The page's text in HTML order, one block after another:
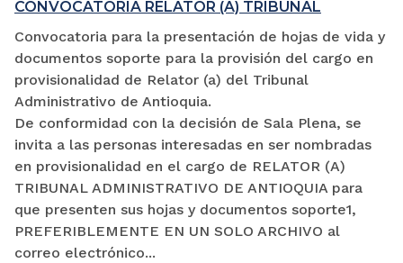
CONVOCATORIA RELATOR (A) TRIBUNAL
Convocatoria para la presentación de hojas de vida y
documentos soporte para la provisión del cargo en
provisionalidad de Relator (a) del Tribunal
Administrativo de Antioquia.
De conformidad con la decisión de Sala Plena, se
invita a las personas interesadas en ser nombradas
en provisionalidad en el cargo de RELATOR (A)
TRIBUNAL ADMINISTRATIVO DE ANTIOQUIA para
que presenten sus hojas y documentos soporte1,
PREFERIBLEMENTE EN UN SOLO ARCHIVO al
correo electrónico...